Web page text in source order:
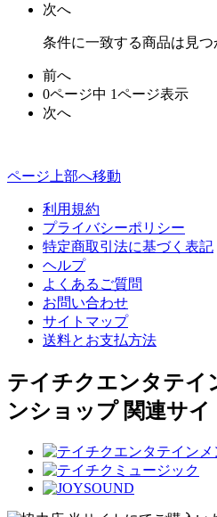
次へ
条件に一致する商品は見つ
前へ
0ページ中 1ページ表示
次へ
ページ上部へ移動
利用規約
プライバシーポリシー
特定商取引法に基づく表記
ヘルプ
よくあるご質問
お問い合わせ
サイトマップ
送料とお支払方法
テイチクエンタテイ
ンショップ 関連サイ